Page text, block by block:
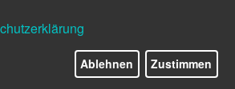
Ablehnen Zustimmen